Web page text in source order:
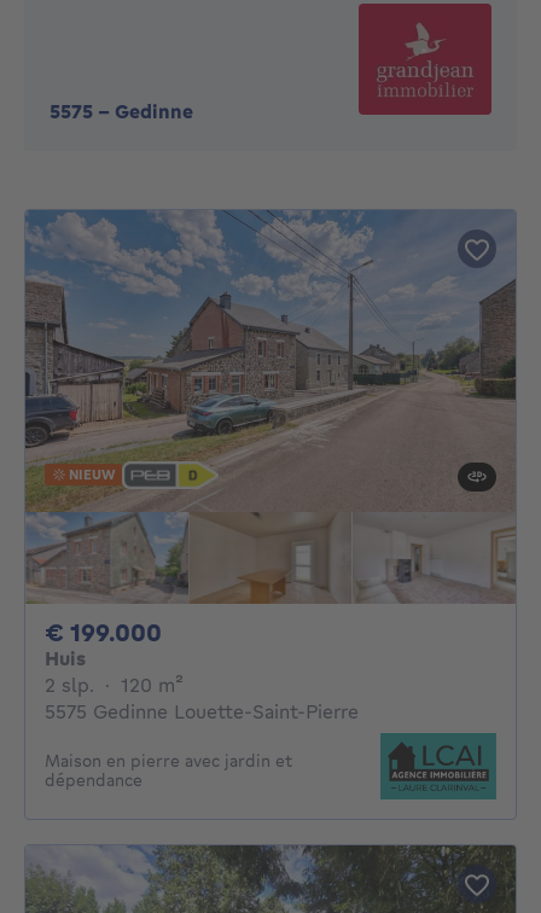
5575 - Gedinne
NIEUW
€ 199.000
Huis
2 slp. 2 slaapkamers
· 120 m²
5575 Gedinne Louette-Saint-Pierre
Maison en pierre avec jardin et
dépendance